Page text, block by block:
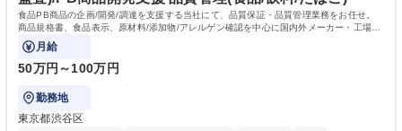
歴・資格 学歴：大学院 大学 高専 短大 専修学校 高校 語学力： 資格：日商
簿記検定1級 日商簿記検定2級 日商簿記検定3級
食品PB商品の企画/開発/調達を支援する当社にて、品質保証・品質管理業務をお任せ。
商品規格書、食品表示、原材料/添加物/アレルゲン確認を中心に国内外メーカー・工場の
品質基準整備から発売後対応まで担います。
月給
50万円～100万円
勤務地
東京都渋谷区